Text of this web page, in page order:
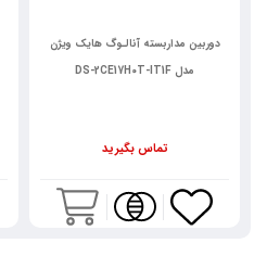
دوربین مداربسته آنالـوگ هایک ویژن
مدل DS-2CE17H0T-IT1F
تماس بگیرید